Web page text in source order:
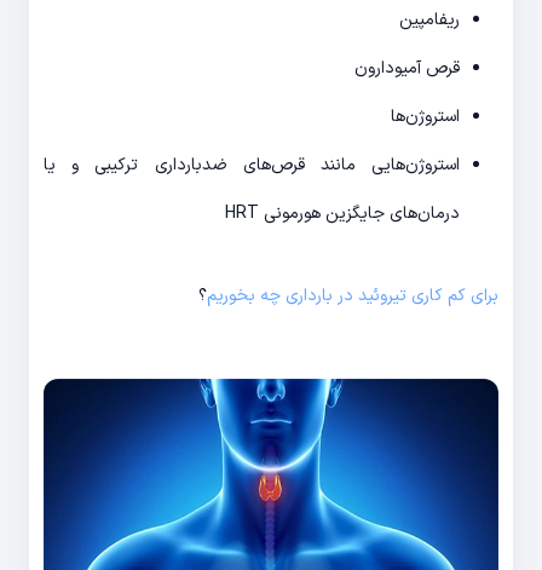
ریفامپین
قرص آمیودارون
استروژن‌ها
استروژن‌هایی مانند قرص‌های ضدبارداری ترکیبی و یا
درمان‌های جایگزین هورمونی HRT
برای کم کاری تیروئید در بارداری چه بخوریم؟